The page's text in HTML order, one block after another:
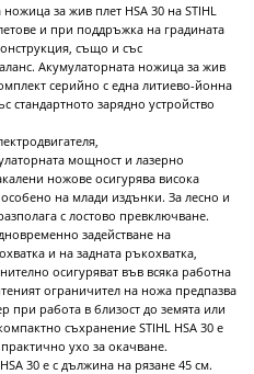
за жив плет HSA 30 на STIHL
и при поддръжка на градината
също и със
Акумулаторната ножица за жив
серийно с една литиево-йонна
стандартното зарядно устройство
мощност и лазерно
ножове осигурява висока
на млади издънки. За лесно и
с лостово превключване.
задействане на
и на задната ръкохватка,
осигуряват във всяка работна
ограничител на ножа предпазва
работа в близост до земята или
съхранение STIHL HSA 30 е
ухо за окачване.
30 е с дължина на рязане 45 cм.